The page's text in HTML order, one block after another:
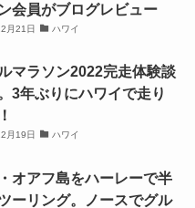
会員がブログレビュー
月21日 ハワイ
マラソン2022完走体験談
3年ぶりにハワイで走り
月19日 ハワイ
オアフ島をハーレーで半
ーリング。ノースでグル